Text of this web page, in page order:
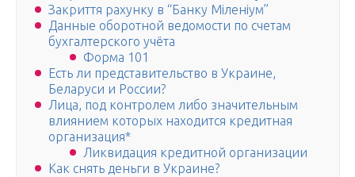
Закриття рахунку в “Банку Міленіум”
Данные оборотной ведомости по счетам
бухгалтерского учёта
Форма 101
Есть ли представительство в Украине,
Беларуси и России?
Лица, под контролем либо значительным
влиянием которых находится кредитная
организация*
Ликвидация кредитной организации
Как снять деньги в Украине?